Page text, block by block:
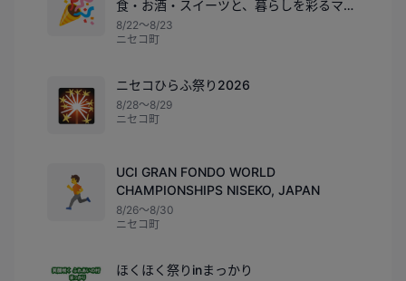
食・お酒・スイーツと、暮らしを彩るマル
シェ〜
8/22〜8/23
ニセコ町
🎇
ニセコひらふ祭り2026
8/28〜8/29
ニセコ町
🏃
UCI GRAN FONDO WORLD
CHAMPIONSHIPS NISEKO, JAPAN
8/26〜8/30
ニセコ町
ほくほく祭りinまっかり